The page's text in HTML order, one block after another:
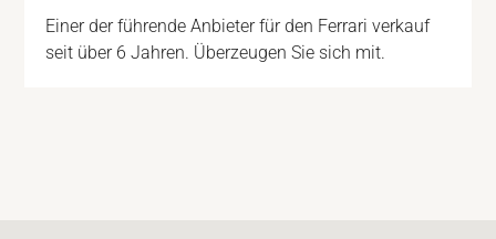
Einer der führende Anbieter für den Ferrari verkauf
seit über 6 Jahren. Überzeugen Sie sich mit.